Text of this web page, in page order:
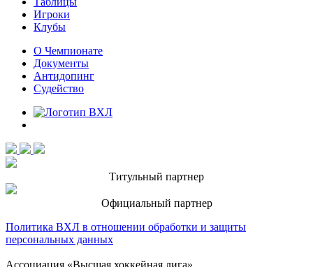
Игроки
Клубы
О Чемпионате
Документы
Антидопинг
Судейство
Титульный партнер
Официальный партнер
Политика ВХЛ в отношении обработки и защиты
персональных данных
Ассоциация «Высшая хоккейная лига»